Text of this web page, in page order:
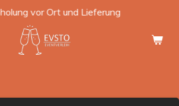
vor Ort und Lieferung